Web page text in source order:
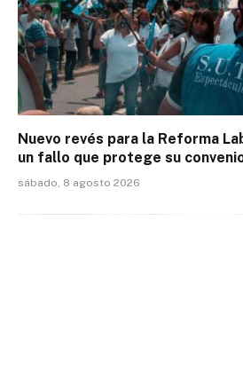
Nuevo revés para la Reforma
un fallo que protege su
sábado, 8 agosto 2026